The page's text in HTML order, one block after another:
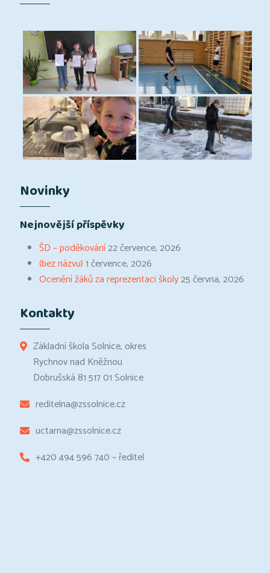
Novinky
Nejnovější příspěvky
ŠD – poděkování22 července, 2026
(bez názvu)1 července, 2026
Ocenění žáků za reprezentaci školy25 června, 2026
Kontakty
Základní škola Solnice, okres
Rychnov nad Kněžnou
Dobrušská 81 517 01 Solnice
reditelna@zssolnice.cz
uctarna@zssolnice.cz
+420 494 596 740 – ředitel